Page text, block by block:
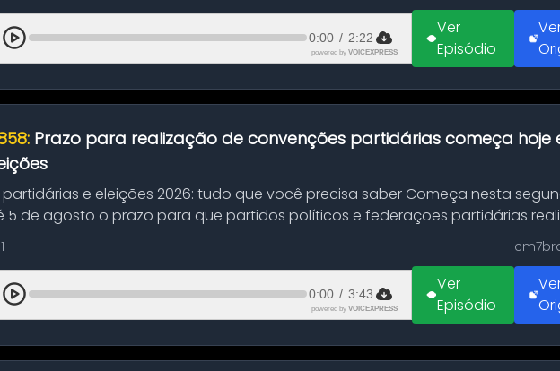
0:00 / 2:22
powered by VOICEXPRESS
Ver
Episódio
Prazo para realização de convenções partidárias começa hoje
e eleições 2026: tudo que você precisa saber Começa nesta
5 de agosto o prazo para que partidos políticos e federações partidárias
0:00 / 3:43
powered by VOICEXPRESS
Ver
Episódio